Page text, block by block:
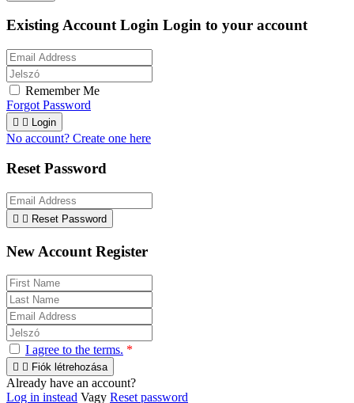
Existing Account Login Login to your account
Remember Me
Forgot Password
  Login
No account? Create one here
Reset Password
  Reset Password
New Account Register
I agree to the terms. *
  Fiók létrehozása
Already have an account?
Log in instead Vagy Reset password